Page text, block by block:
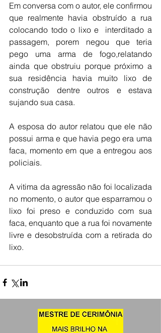
Em conversa com o autor, ele confirmou
que realmente havia obstruído a rua
colocando todo o lixo e  interditado a
passagem, porem negou que teria
pego uma arma de fogo,relatando
ainda que obstruiu porque próximo a
sua residência havia muito lixo de
construção dentre outros e estava
sujando sua casa.
A esposa do autor relatou que ele não
possui arma e que havia pego era uma
faca, momento em que a entregou aos
policiais.
A vitima da agressão não foi localizada
no momento, o autor que esparramou o
lixo foi preso e conduzido com sua
faca, enquanto que a rua foi novamente
livre e desobstruída com a retirada do
lixo.